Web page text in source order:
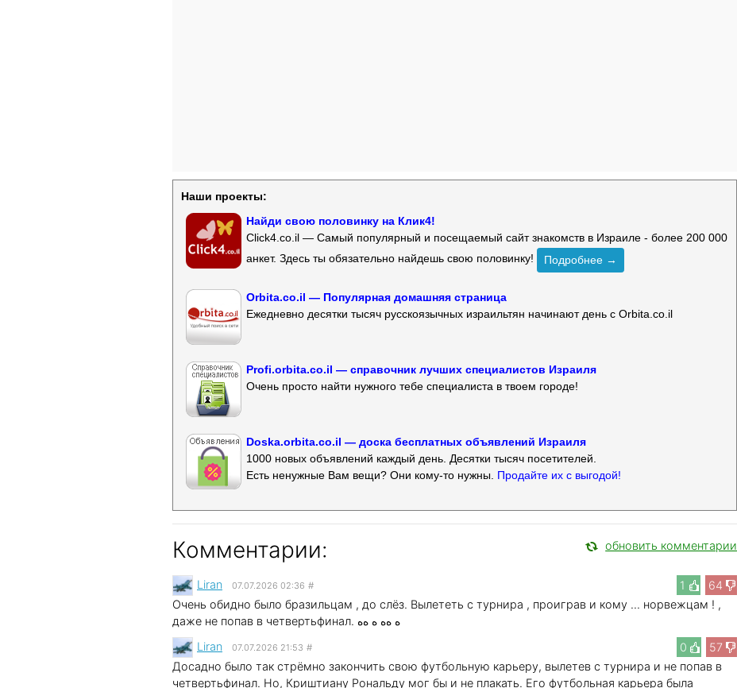
Наши проекты:
Найди свою половинку на Клик4!
Click4.co.il — Самый популярный и посещаемый сайт знакомств в Израиле - более 200 000
анкет. Здесь ты обязательно найдешь свою половинку!
Подробнее →
Orbita.co.il — Популярная домашняя страница
Ежедневно десятки тысяч русскоязычных израильтян начинают день с Orbita.co.il
Profi.orbita.co.il — справочник лучших специалистов Израиля
Очень просто найти нужного тебе специалиста в твоем городе!
Doska.orbita.co.il — доска бесплатных объявлений Израиля
1000 новых объявлений каждый день. Десятки тысяч посетителей.
Есть ненужные Вам вещи? Они кому-то нужны. Продайте их с выгодой!
Комментарии: обновить комментарии
1 64
Liran 07.07.2026 02:36 #
Очень обидно было бразильцам , до слёз. Вылететь с турнира , проиграв и кому ... норвежцам ! ,
даже не попав в четвертьфинал. ﻩ ﻩﻩ ﻩ ﻩﻩ
0
57
Liran 07.07.2026 21:53 #
Досадно было так стрёмно закончить свою футбольную карьеру, вылетев с турнира и не попав в
четвертьфинал. Но, Криштиану Рональду мог бы и не плакать. Его футбольная карьера была